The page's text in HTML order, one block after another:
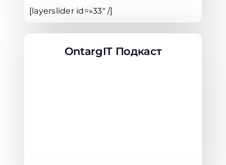
[layerslider id=»33″ /]
OntargIT Подкаст